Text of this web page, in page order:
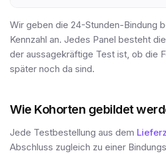
Wir geben die 24-Stunden-Bindung
Kennzahl an. Jedes Panel besteht
der aussagekräftige Test ist, ob die
später noch da sind.
Wie Kohorten gebildet
Jede Testbestellung aus dem
Abschluss zugleich zu einer